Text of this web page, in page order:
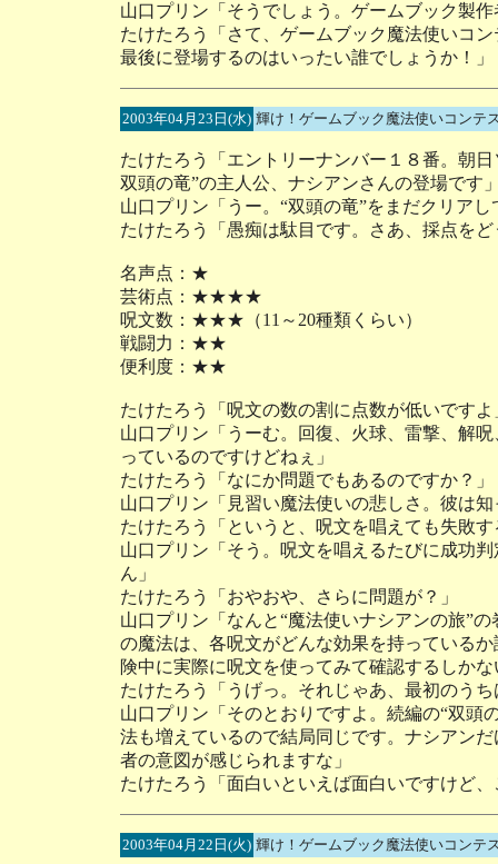
山口プリン「そうでしょう。ゲームブック製
たけたろう「さて、ゲームブック魔法使いコ
最後に登場するのはいったい誰でしょうか！」
2003年04月23日(水) 輝け！ゲームブック魔法使いコンテ
たけたろう「エントリーナンバー１８番。朝
双頭の竜”の主人公、ナシアンさんの登場です
山口プリン「うー。“双頭の竜”をまだクリア
たけたろう「愚痴は駄目です。さあ、採点をど
名声点：★
芸術点：★★★★
呪文数：★★★（11～20種類くらい）
戦闘力：★★
便利度：★★
たけたろう「呪文の数の割に点数が低いですよ
山口プリン「うーむ。回復、火球、雷撃、解
っているのですけどねぇ」
たけたろう「なにか問題でもあるのですか？」
山口プリン「見習い魔法使いの悲しさ。彼は
たけたろう「というと、呪文を唱えても失敗
山口プリン「そう。呪文を唱えるたびに成功
ん」
たけたろう「おやおや、さらに問題が？」
山口プリン「なんと“魔法使いナシアンの旅”
の魔法は、各呪文がどんな効果を持っている
険中に実際に呪文を使ってみて確認するしか
たけたろう「うげっ。それじゃあ、最初のう
山口プリン「そのとおりですよ。続編の“双頭
法も増えているので結局同じです。ナシアン
者の意図が感じられますな」
たけたろう「面白いといえば面白いですけど
2003年04月22日(火) 輝け！ゲームブック魔法使いコンテ